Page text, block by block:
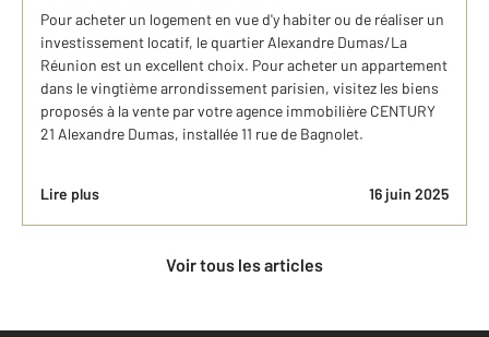
Pour acheter un logement en vue d'y habiter ou de réaliser un
investissement locatif, le quartier Alexandre Dumas/La
Réunion est un excellent choix. Pour acheter un appartement
dans le vingtième arrondissement parisien, visitez les biens
proposés à la vente par votre agence immobilière CENTURY
21 Alexandre Dumas, installée 11 rue de Bagnolet.
Lire plus 16 juin 2025
Voir tous les articles